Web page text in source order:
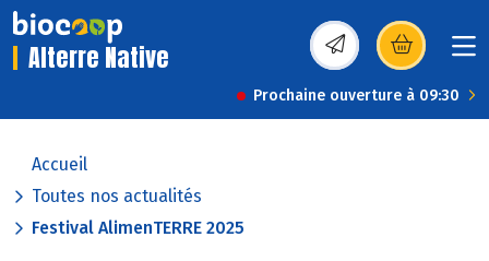
Alterre Native (s’ouvre dans une
Prochaine ouverture à 09:30
Accueil
Toutes nos actualités
Festival AlimenTERRE 2025